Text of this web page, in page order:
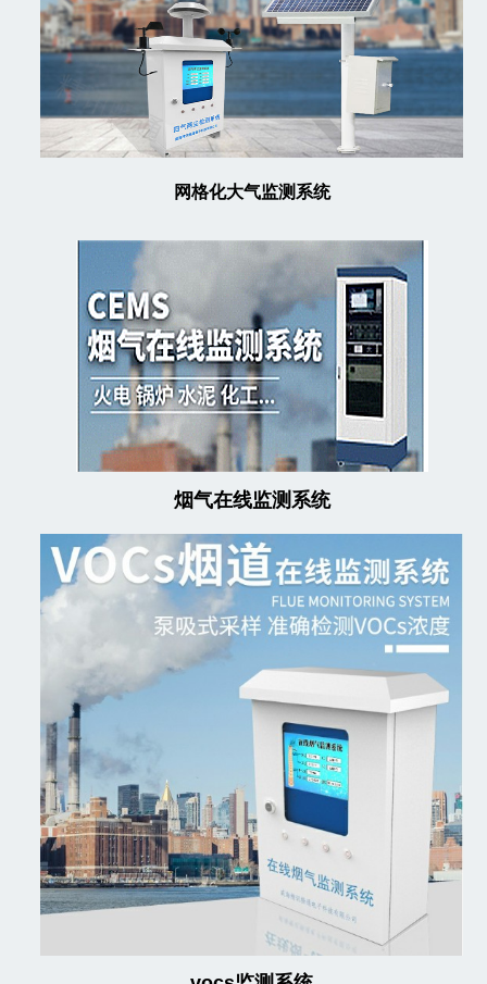
网格化大气监测系统
烟气在线监测系统